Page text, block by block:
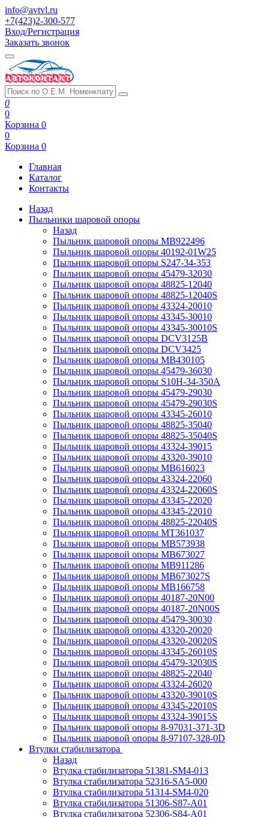
info@avtvl.ru
+7(423)2-300-577
Вход/Регистрация
Заказать звонок
0
0
Корзина 0
0
Корзина 0
Главная
Каталог
Контакты
Назад
Пыльники шаровой опоры
Назад
Пыльник шаровой опоры MB922496
Пыльник шаровой опоры 40192-01W25
Пыльник шаровой опоры S247-34-353
Пыльник шаровой опоры 45479-32030
Пыльник шаровой опоры 48825-12040
Пыльник шаровой опоры 48825-12040S
Пыльник шаровой опоры 43324-20010
Пыльник шаровой опоры 43345-30010
Пыльник шаровой опоры 43345-30010S
Пыльник шаровой опоры DCV3125B
Пыльник шаровой опоры DCV3425
Пыльник шаровой опоры MB430105
Пыльник шаровой опоры 45479-36030
Пыльник шаровой опоры S10H-34-350A
Пыльник шаровой опоры 45479-29030
Пыльник шаровой опоры 45479-29030S
Пыльник шаровой опоры 43345-26010
Пыльник шаровой опоры 48825-35040
Пыльник шаровой опоры 48825-35040S
Пыльник шаровой опоры 43324-39015
Пыльник шаровой опоры 43320-39010
Пыльник шаровой опоры MB616023
Пыльник шаровой опоры 43324-22060
Пыльник шаровой опоры 43324-22060S
Пыльник шаровой опоры 43345-22020
Пыльник шаровой опоры 43345-22010
Пыльник шаровой опоры 48825-22040S
Пыльник шаровой опоры MT361037
Пыльник шаровой опоры MB573938
Пыльник шаровой опоры MB673027
Пыльник шаровой опоры MB911286
Пыльник шаровой опоры MB673027S
Пыльник шаровой опоры MB166758
Пыльник шаровой опоры 40187-20N00
Пыльник шаровой опоры 40187-20N00S
Пыльник шаровой опоры 45479-30030
Пыльник шаровой опоры 43320-20020
Пыльник шаровой опоры 43320-20020S
Пыльник шаровой опоры 43345-26010S
Пыльник шаровой опоры 45479-32030S
Пыльник шаровой опоры 48825-22040
Пыльник шаровой опоры 43324-26020
Пыльник шаровой опоры 43320-39010S
Пыльник шаровой опоры 43345-22010S
Пыльник шаровой опоры 43324-39015S
Пыльник шаровой опоры 8-97031-371-3D
Пыльник шаровой опоры 8-97107-328-0D
Втулки стабилизатора
Назад
Втулка стабилизатора 51381-SM4-013
Втулка стабилизатора 52316-SA5-000
Втулка стабилизатора 51314-SM4-020
Втулка стабилизатора 51306-S87-A01
Втулка стабилизатора 52306-S84-A01